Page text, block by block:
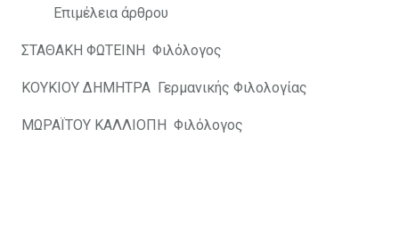
Επιμέλεια άρθρου
ΣΤΑΘΑΚΗ ΦΩΤΕΙΝΗ Φιλόλογος
ΚΟΥΚΙΟΥ ΔΗΜΗΤΡΑ Γερμανικής Φιλολογίας
ΜΩΡΑΪΤΟΥ ΚΑΛΛΙΟΠΗ Φιλόλογος